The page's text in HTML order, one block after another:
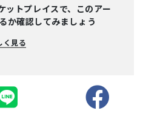
ットプレイスで、このアー
か確認してみましょう
く見る